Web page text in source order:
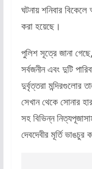
ঘটনায় শনিবার
করা হয়েছে।
পুলিশ সূত্রে জানা
সর্বজনীন এবং দুটি
দুর্বৃত্তরা মন্দিরগুলোর
সেখান থেকে সোনার
সহ বিভিন্ন
দেবদেবীর মূর্তি